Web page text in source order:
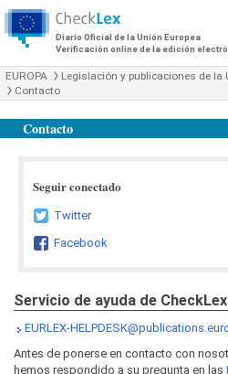
Diario Oficial de la Unión Europea
Verificación online de la edición
EUROPA Legislación y publicaciones de la
Contacto
Contacto
Seguir conectado
Twitter
Facebook
Servicio de ayuda de CheckLex
EURLEX-
Antes de ponerse en contacto con
hemos respondido a su pregunta en las